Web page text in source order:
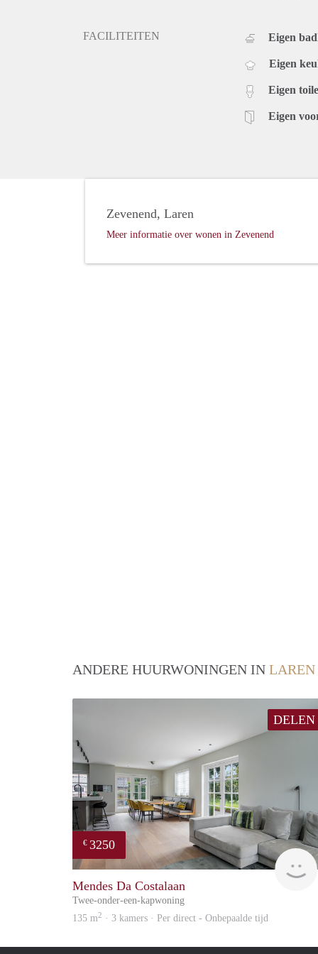
FACILITEITEN Eigen
Eigen
Eigen
Eigen
Zevenend, Laren
Meer informatie over wonen in Zevenend
ANDERE HUURWONINGEN IN LAREN
DELEN
€ 3250
Mendes Da Costalaan
Twee-onder-een-kapwoning
135 m2 · 3 kamers · Per direct - Onbepaalde tijd